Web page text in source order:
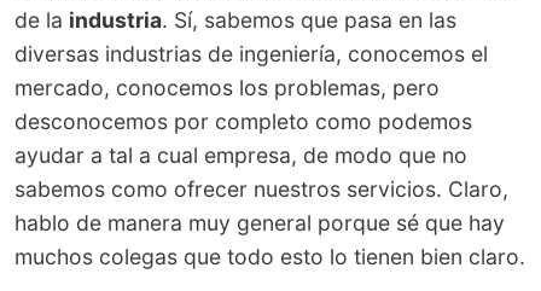
de la industria. Sí, sabemos que pasa en las
diversas industrias de ingeniería, conocemos el
mercado, conocemos los problemas, pero
desconocemos por completo como podemos
ayudar a tal a cual empresa, de modo que no
sabemos como ofrecer nuestros servicios. Claro,
hablo de manera muy general porque sé que hay
muchos colegas que todo esto lo tienen bien claro.